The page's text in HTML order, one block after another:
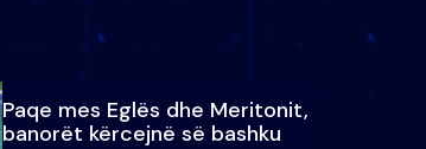
Paqe mes Eglës dhe Meritonit,
banorët kërcejnë së bashku